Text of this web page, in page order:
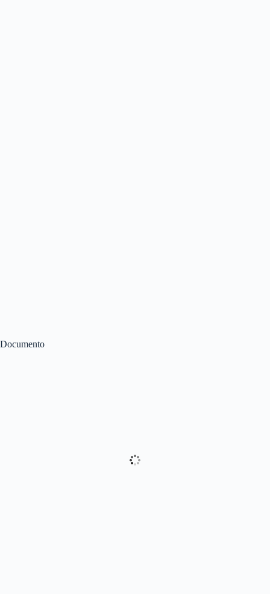
Documento